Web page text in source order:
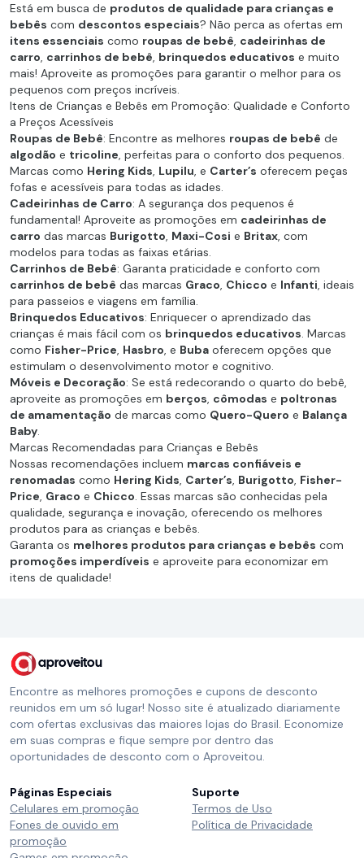
Está em busca de produtos de qualidade para crianças e
bebês com descontos especiais? Não perca as ofertas em
itens essenciais como roupas de bebê, cadeirinhas de
carro, carrinhos de bebê, brinquedos educativos e muito
mais! Aproveite as promoções para garantir o melhor para os
pequenos com preços incríveis.
Itens de Crianças e Bebês em Promoção: Qualidade e Conforto
a Preços Acessíveis
Roupas de Bebê: Encontre as melhores roupas de bebê de
algodão e tricoline, perfeitas para o conforto dos pequenos.
Marcas como Hering Kids, Lupilu, e Carter’s oferecem peças
fofas e acessíveis para todas as idades.
Cadeirinhas de Carro: A segurança dos pequenos é
fundamental! Aproveite as promoções em cadeirinhas de
carro das marcas Burigotto, Maxi-Cosi e Britax, com
modelos para todas as faixas etárias.
Carrinhos de Bebê: Garanta praticidade e conforto com
carrinhos de bebê das marcas Graco, Chicco e Infanti, ideais
para passeios e viagens em família.
Brinquedos Educativos: Enriquecer o aprendizado das
crianças é mais fácil com os brinquedos educativos. Marcas
como Fisher-Price, Hasbro, e Buba oferecem opções que
estimulam o desenvolvimento motor e cognitivo.
Móveis e Decoração: Se está redecorando o quarto do bebê,
aproveite as promoções em berços, cômodas e poltronas
de amamentação de marcas como Quero-Quero e Balança
Baby.
Marcas Recomendadas para Crianças e Bebês
Nossas recomendações incluem marcas confiáveis e
renomadas como Hering Kids, Carter’s, Burigotto, Fisher-
Price, Graco e Chicco. Essas marcas são conhecidas pela
qualidade, segurança e inovação, oferecendo os melhores
produtos para as crianças e bebês.
Garanta os melhores produtos para crianças e bebês com
promoções imperdíveis e aproveite para economizar em
itens de qualidade!
aproveitou
Encontre as melhores promoções e cupons de desconto
reunidos em um só lugar! Nosso site é atualizado diariamente
com ofertas exclusivas das maiores lojas do Brasil. Economize
em suas compras e fique sempre por dentro das
oportunidades de desconto com o Aproveitou.
Páginas Especiais
Celulares em promoção
Fones de ouvido em
promoção
Suporte
Termos de Uso
Política de Privacidade